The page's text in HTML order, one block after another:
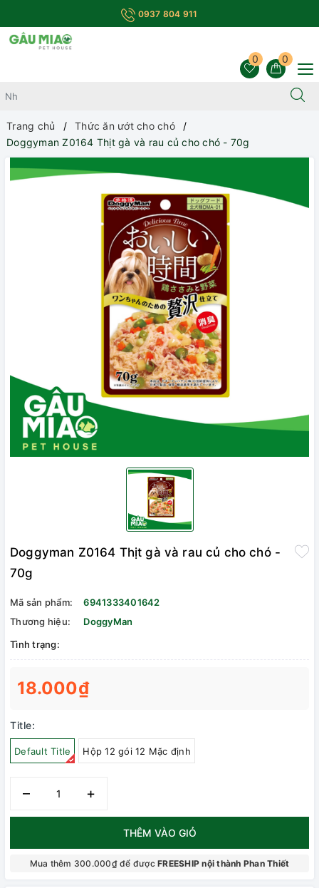
0937 804 911
0
0
Trang chủ
Thức ăn ướt cho chó
Doggyman Z0164 Thịt gà và rau củ cho chó - 70g
Doggyman Z0164 Thịt gà và rau củ cho chó -
70g
Mã sản phẩm:
6941333401642
Thương hiệu:
DoggyMan
Tình trạng:
18.000₫
Title:
Default Title Hộp 12 gói 12 Mặc định
– +
THÊM VÀO GIỎ
Mua thêm 300.000₫ để đượcFREESHIP nội thành Phan Thiết